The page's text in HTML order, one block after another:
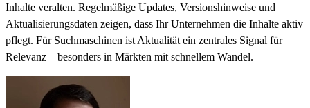
Inhalte veralten. Regelmäßige Updates, Versionshinweise und
Aktualisierungsdaten zeigen, dass Ihr Unternehmen die Inhalte aktiv
pflegt. Für Suchmaschinen ist Aktualität ein zentrales Signal für
Relevanz – besonders in Märkten mit schnellem Wandel.